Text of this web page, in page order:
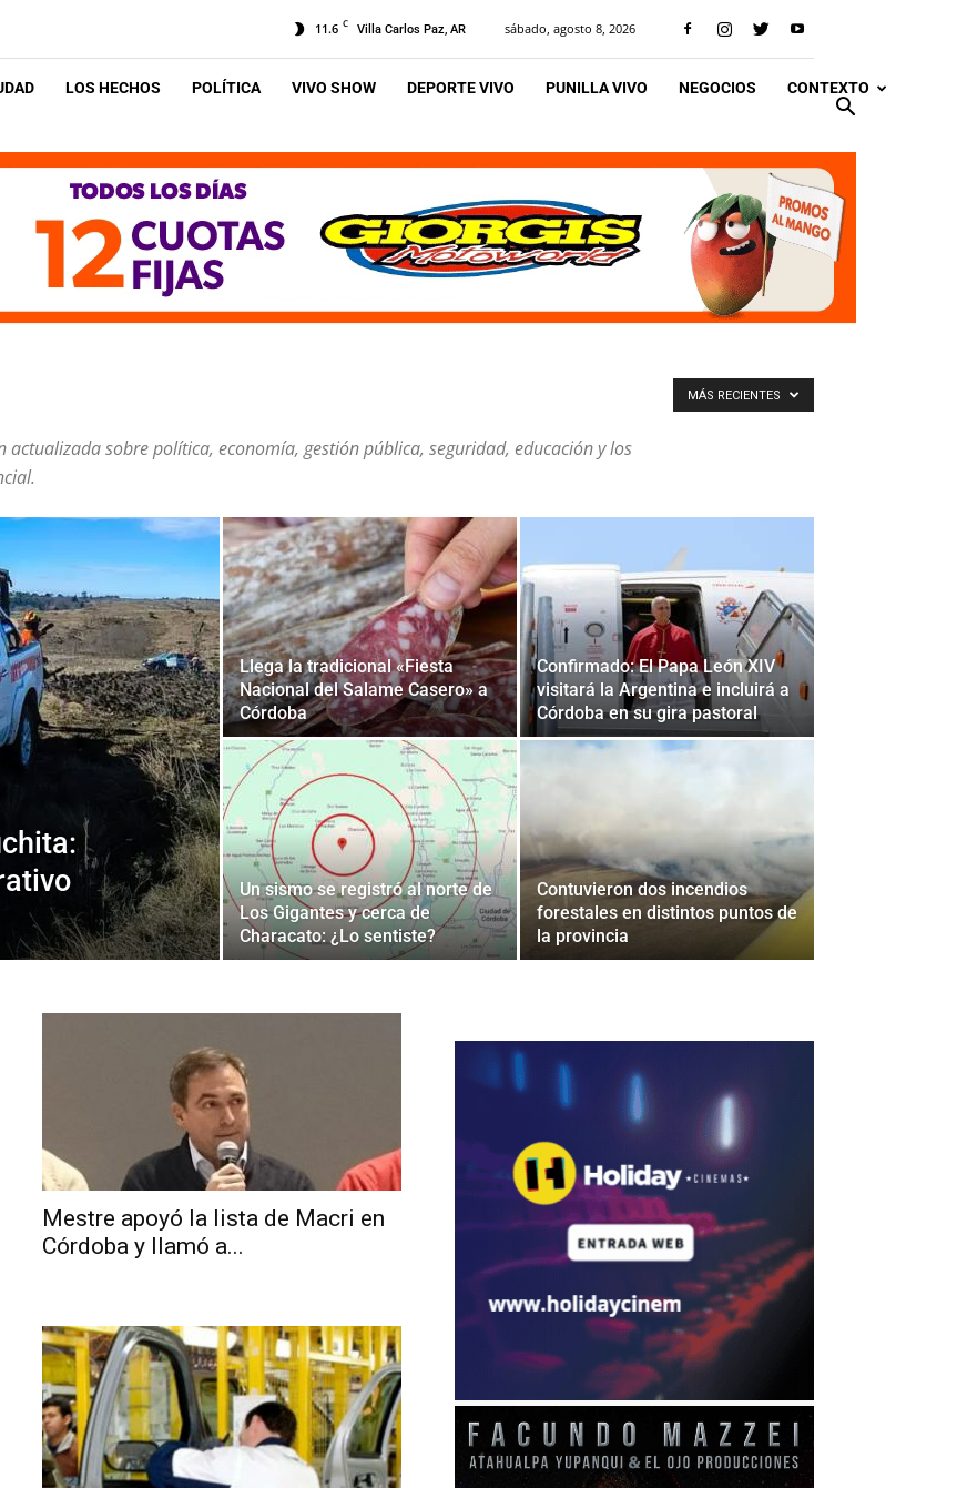
11.6 C Villa Carlos Paz, AR sábado, agosto 8, 2026
LOS HECHOS POLÍTICA VIVO SHOW DEPORTE VIVO PUNILLA VIVO NEGOCIOS CONTEXTO
sobre política, economía, gestión pública, seguridad, educación y los
MÁS RECIENTES
Llega la tradicional «Fiesta
Nacional del Salame Casero» a
Córdoba
Confirmado: El Papa León XIV
visitará la Argentina e incluirá a
Córdoba en su gira pastoral
Un sismo se registró al norte de
Los Gigantes y cerca de
Characato: ¿Lo sentiste?
Contuvieron dos incendios
forestales en distintos puntos de
la provincia
Mestre apoyó la lista de Macri en
Córdoba y llamó a...